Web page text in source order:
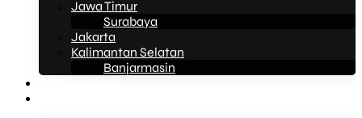
Jawa Timur
Surabaya
Jakarta
Kalimantan Selatan
Banjarmasin